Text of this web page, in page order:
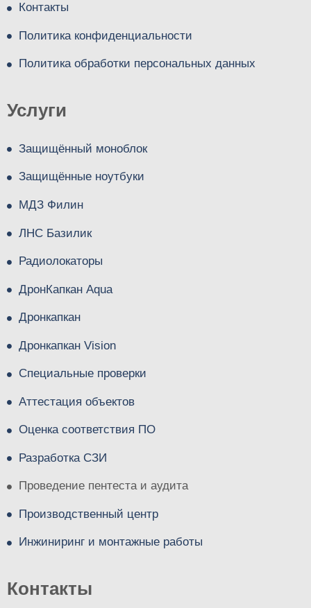
Контакты
Политика конфиденциальности
Политика обработки персональных данных
Услуги
Защищённый моноблок
Защищённые ноутбуки
МДЗ Филин
ЛНС Базилик
Радиолокаторы
ДронКапкан Aqua
Дронкапкан
Дронкапкан Vision
Специальные проверки
Аттестация объектов
Оценка соответствия ПО
Разработка СЗИ
Проведение пентеста и аудита
Производственный центр
Инжиниринг и монтажные работы
Контакты